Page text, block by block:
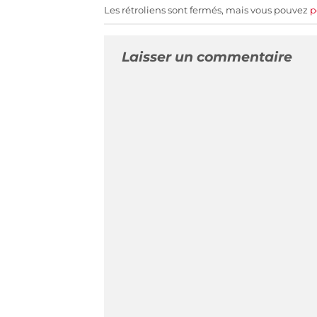
Les rétroliens sont fermés, mais vous pouvez
Laisser un commentaire